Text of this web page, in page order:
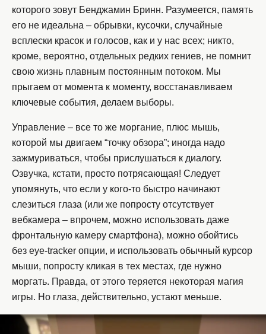
которого зовут Бенджамин Бринн. Разумеется, память
его не идеальна – обрывки, кусочки, случайные
всплески красок и голосов, как и у нас всех; никто,
кроме, вероятно, отдельных редких гениев, не помнит
свою жизнь плавным постоянным потоком. Мы
прыгаем от момента к моменту, восстанавливаем
ключевые события, делаем выборы.
Управление – все то же моргание, плюс мышь,
которой мы двигаем “точку обзора”; иногда надо
зажмуриваться, чтобы прислушаться к диалогу.
Озвучка, кстати, просто потрясающая! Следует
упомянуть, что если у кого-то быстро начинают
слезиться глаза (или же попросту отсутствует
вебкамера – впрочем, можно использовать даже
фронтальную камеру смартфона), можно обойтись
без eye-tracker опции, и использовать обычный курсор
мыши, попросту кликая в тех местах, где нужно
моргать. Правда, от этого теряется некоторая магия
игры. Но глаза, действительно, устают меньше.